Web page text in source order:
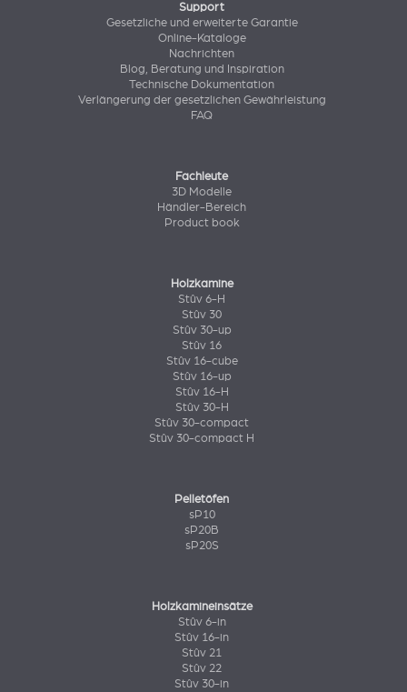
Support
Gesetzliche und erweiterte Garantie
Online-Kataloge
Nachrichten
Blog, Beratung und Inspiration
Technische Dokumentation
Verlängerung der gesetzlichen Gewährleistung
FAQ
Fachleute
3D Modelle
Händler-Bereich
Product book
Holzkamine
Stûv 6-H
Stûv 30
Stûv 30-up
Stûv 16
Stûv 16-cube
Stûv 16-up
Stûv 16-H
Stûv 30-H
Stûv 30-compact
Stûv 30-compact H
Pelletöfen
sP10
sP20B
sP20S
Holzkamineinsätze
Stûv 6-in
Stûv 16-in
Stûv 21
Stûv 22
Stûv 30-in